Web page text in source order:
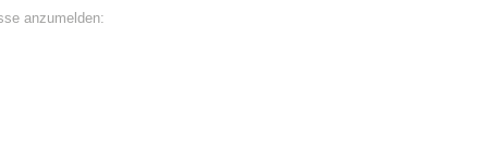
anzumelden: